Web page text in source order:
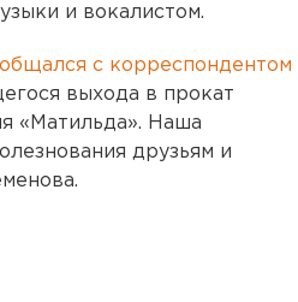
и вокалистом.
общался с корреспондентом
выхода в прокат
«Матильда». Наша
друзьям и